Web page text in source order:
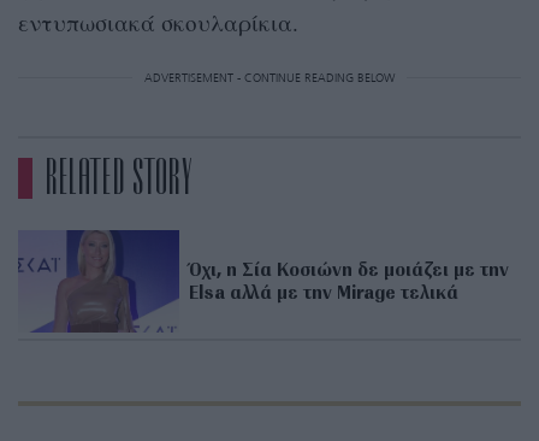
εντυπωσιακά σκουλαρίκια.
ADVERTISEMENT - CONTINUE READING BELOW
RELATED STORY
Όχι, η Σία Κοσιώνη δε μοιάζει με την
Elsa αλλά με την Mirage τελικά